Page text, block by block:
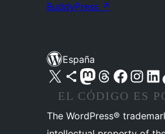
BuddyPress ↗
España
Visita nuestra cuenta de X (anteriormente Twitter)
Visita nuestra cuenta de Bluesky
Visita nuestra cuenta de Mastodon
Visita nuestra cuenta de Threads
Visita nuestra página de
Visita nuestra
Visita
EL CÓDIGO ES
The WordPress®